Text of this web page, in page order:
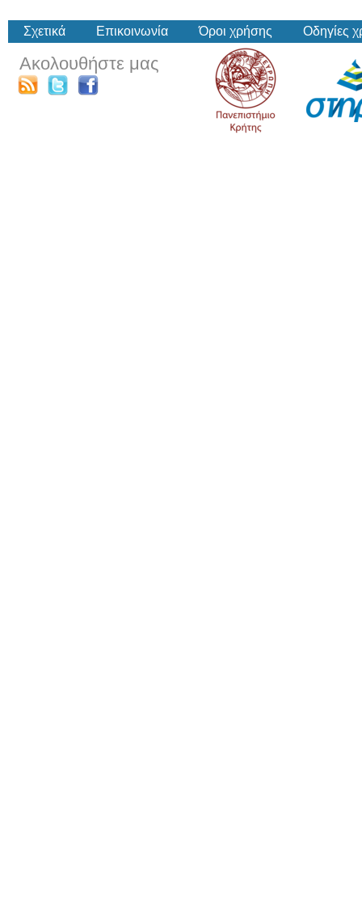
Σχετικά Επικοινωνία Όροι χρήσης Οδηγίες
Ακολουθήστε μας